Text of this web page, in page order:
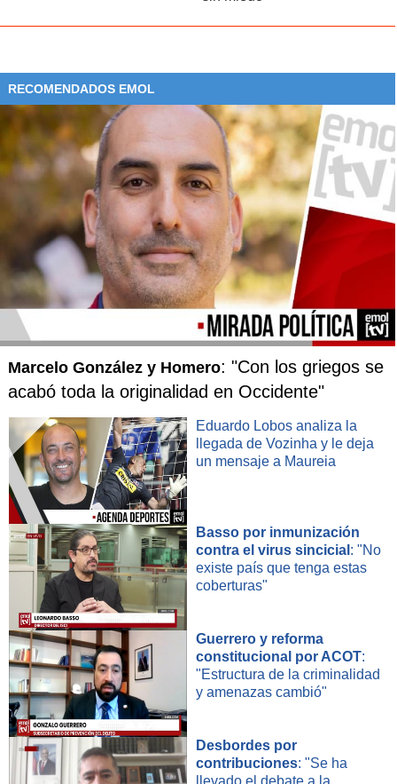
RECOMENDADOS EMOL
Marcelo González y Homero: "Con los griegos se
acabó toda la originalidad en Occidente"
Eduardo Lobos analiza la
llegada de Vozinha y le deja
un mensaje a Maureia
Basso por inmunización
contra el virus sincicial : "No
existe país que tenga estas
coberturas"
Guerrero y reforma
constitucional por ACOT:
"Estructura de la criminalidad
y amenazas cambió"
Desbordes por
contribuciones: "Se ha